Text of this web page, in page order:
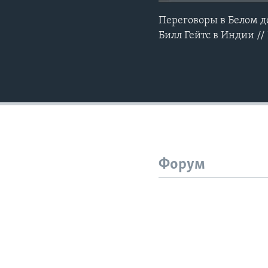
Переговоры в Белом
Билл Гейтс в Индии //
Форум